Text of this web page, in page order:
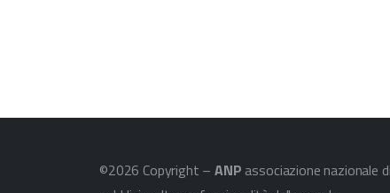
©2026 Copyright –ANP associazione nazionale